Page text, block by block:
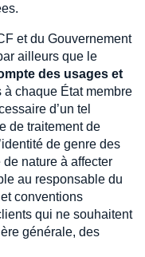
et du Gouvernement
ailleurs que le
des usages et
à chaque État membre
d’un tel
de traitement de
de genre des
nature à affecter
au responsable du
conventions
qui ne souhaitent
générale, des